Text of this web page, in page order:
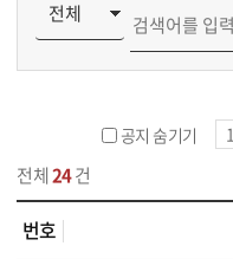
공지 숨기기
전체24건
번호